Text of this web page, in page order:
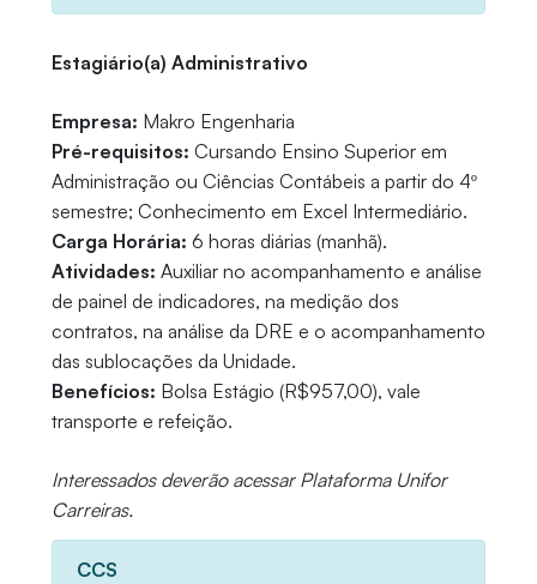
Estagiário(a) Administrativo
Empresa: Makro Engenharia
Pré-requisitos: Cursando Ensino Superior em
Administração ou Ciências Contábeis a partir do 4º
semestre; Conhecimento em Excel Intermediário.
Carga Horária: 6 horas diárias (manhã).
Atividades: Auxiliar no acompanhamento e análise
de painel de indicadores, na medição dos
contratos, na análise da DRE e o acompanhamento
das sublocações da Unidade.
Benefícios: Bolsa Estágio (R$957,00), vale
transporte e refeição.
Interessados deverão acessar Plataforma Unifor
Carreiras.
CCS